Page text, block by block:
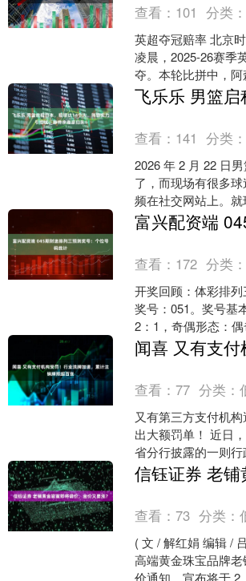
查看： 101 分类
英超夺冠赔率 北京
凌晨，2025-26赛季
夺。本轮比拼中，
西的挑战，将成为本
机构更....
查看： 141 分类
2026 年 2 月 22 日
了，而现场有很多
频在社交网站上。
分别是赵睿，赵继伟
轩，廖三宁，高....
查看： 172 分类
开奖回顾：体彩排
奖号：051。奖号基
2：1，奇偶形态：
2，大小形态：小大
查看：77 分类：
又有第三方支付机
出大额罚单！ 近日
省分行披露的一则
福建星驿支付科技有
支付”）因涉及违法
查看：73 分类：
( 文 / 解红娟 编辑 /
高端黄金珠宝品牌
价通知，宣布将于 2